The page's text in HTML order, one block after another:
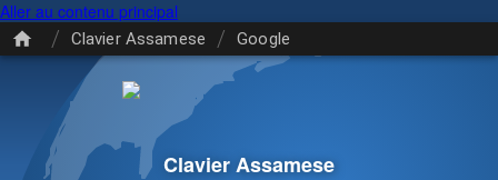
Aller au contenu principal
/ Clavier Assamese / Google
Clavier Assamese